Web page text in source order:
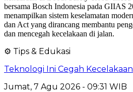
⚙️ Tips & Edukasi
Teknologi Ini Cegah Kecelakaan
Jumat, 7 Agu 2026 - 09:31 WIB